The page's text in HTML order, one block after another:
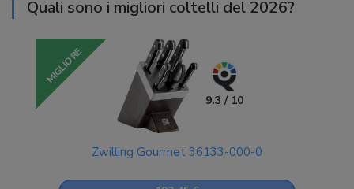
Quali sono i migliori coltelli del 2026?
MIGLIORE
9.3 / 10
Zwilling Gourmet 36133-000-0